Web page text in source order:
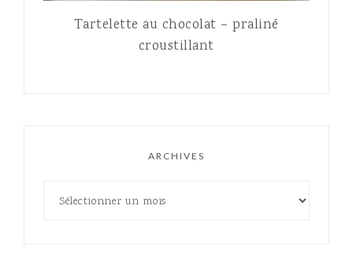
Tartelette au chocolat – praliné
croustillant
ARCHIVES